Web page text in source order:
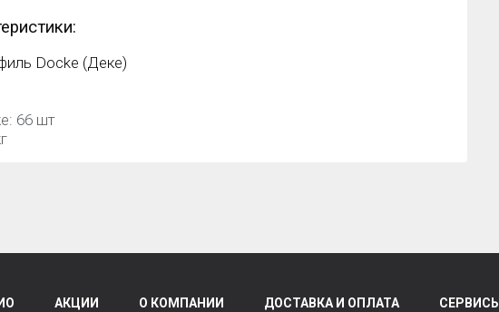
Docke (Деке)
66 шт
АКЦИИ О КОМПАНИИ ДОСТАВКА И ОПЛАТА СЕРВИСЫ